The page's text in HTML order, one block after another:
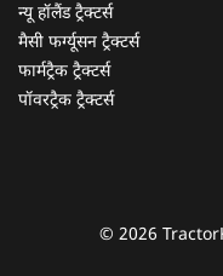
न्यू हॉलैंड ट्रैक्टर्स
मैसी फर्ग्यूसन ट्रैक्टर्स
फार्मट्रैक ट्रैक्टर्स
पॉवरट्रैक ट्रैक्टर्स
© 2026